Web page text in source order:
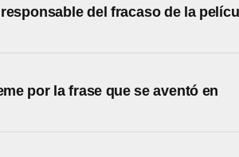
del fracaso de la
por la frase que se aventó en